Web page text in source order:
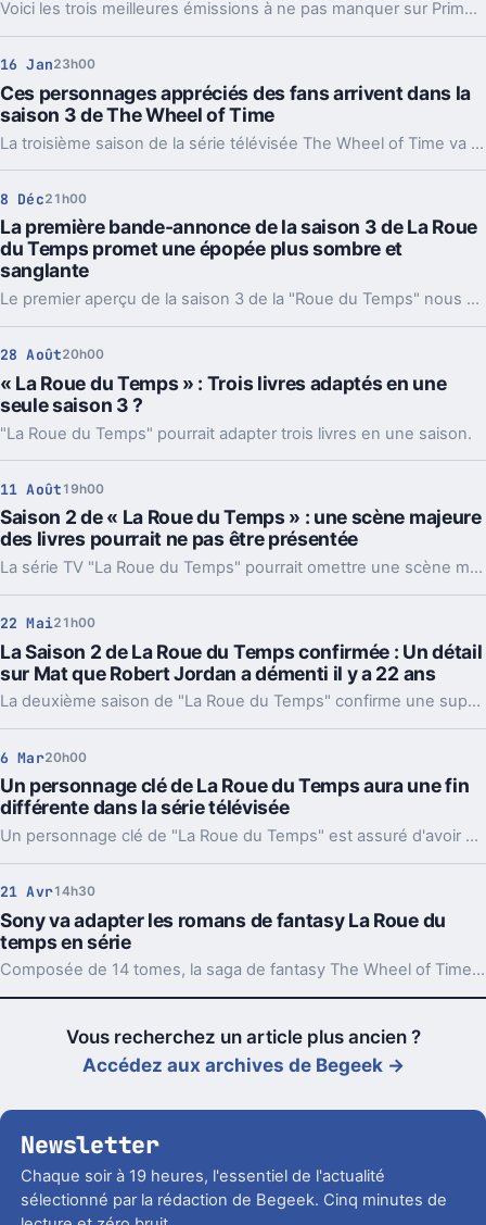
Voici les trois meilleures émissions à ne pas manquer sur Prime Video parmi le top 10 actuellement disponibles.
16 Jan23h00
Ces personnages appréciés des fans arrivent dans la
saison 3 de The Wheel of Time
La troisième saison de la série télévisée The Wheel of Time va accueillir cinq nouveaux personnages dans son casting.
8 Déc21h00
La première bande-annonce de la saison 3 de La Roue
du Temps promet une épopée plus sombre et
sanglante
Le premier aperçu de la saison 3 de la "Roue du Temps" nous promet une épopée plus sombre et plus sanglante que jamais.
28 Août20h00
« La Roue du Temps » : Trois livres adaptés en une
seule saison 3 ?
"La Roue du Temps" pourrait adapter trois livres en une saison.
11 Août 19h00
Saison 2 de « La Roue du Temps » : une scène majeure
des livres pourrait ne pas être présentée
La série TV "La Roue du Temps" pourrait omettre une scène majeure des livres.
22 Mai21h00
La Saison 2 de La Roue du Temps confirmée : Un détail
sur Mat que Robert Jordan a démenti il y a 22 ans
La deuxième saison de "La Roue du Temps" confirme une supposition sur le personnage de Mat Cauthon.
6 Mar20h00
Un personnage clé de La Roue du Temps aura une fin
différente dans la série télévisée
Un personnage clé de "La Roue du Temps" est assuré d'avoir une conclusion différente de celle décrite dans les livres. Quelle pourrait être cette nouvelle fin, selon vous ?
21 Avr14h30
Sony va adapter les romans de fantasy La Roue du
temps en série
Composée de 14 tomes, la saga de fantasy The Wheel of Time (La Roue du temps) va être portée sur le petit écran par Sony Pictures Television.
Vous recherchez un article plus ancien ?
Accédez aux archives de Begeek →
Newsletter
Chaque soir à 19 heures, l'essentiel de l'actualité
sélectionné par la rédaction de Begeek. Cinq minutes de